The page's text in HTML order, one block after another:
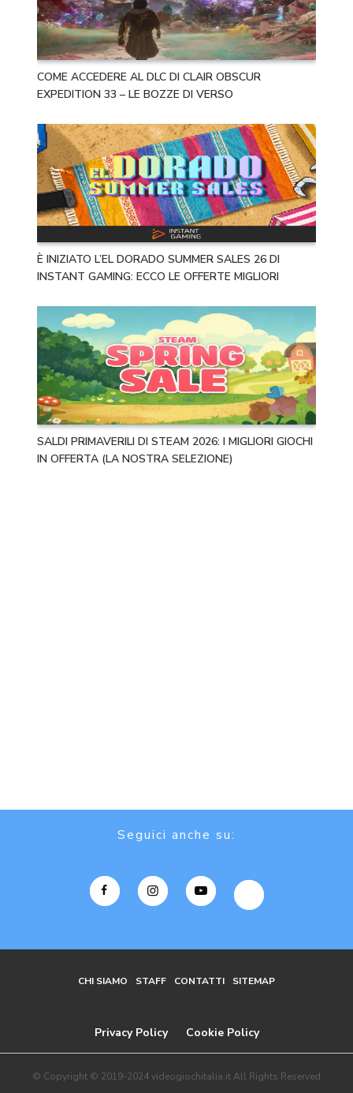
COME ACCEDERE AL DLC DI CLAIR OBSCUR
EXPEDITION 33 – LE BOZZE DI VERSO
È INIZIATO L’EL DORADO SUMMER SALES 26 DI
INSTANT GAMING: ECCO LE OFFERTE MIGLIORI
SALDI PRIMAVERILI DI STEAM 2026: I MIGLIORI GIOCHI
IN OFFERTA (LA NOSTRA SELEZIONE)
Seguici anche su:
CHI SIAMO STAFF CONTATTI SITEMAP
Privacy Policy Cookie Policy
© Copyright © 2019-2024 videogiochitalia.it All Rights Reserved